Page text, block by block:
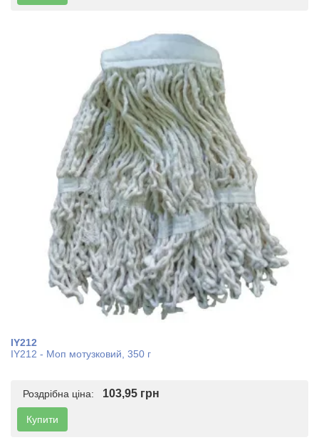
IY212
IY212 - Моп мотузковий, 350 г
Роздрібна ціна: 103,95 грн
Купити